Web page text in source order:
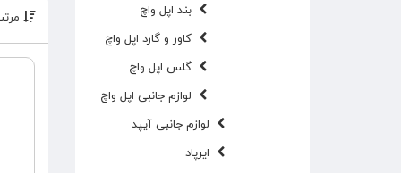
بند اپل واچ
کاور و گارد اپل واچ
گلس اپل واچ
لوازم جانبی اپل واچ
لوازم جانبی آیپد
ایرپاد